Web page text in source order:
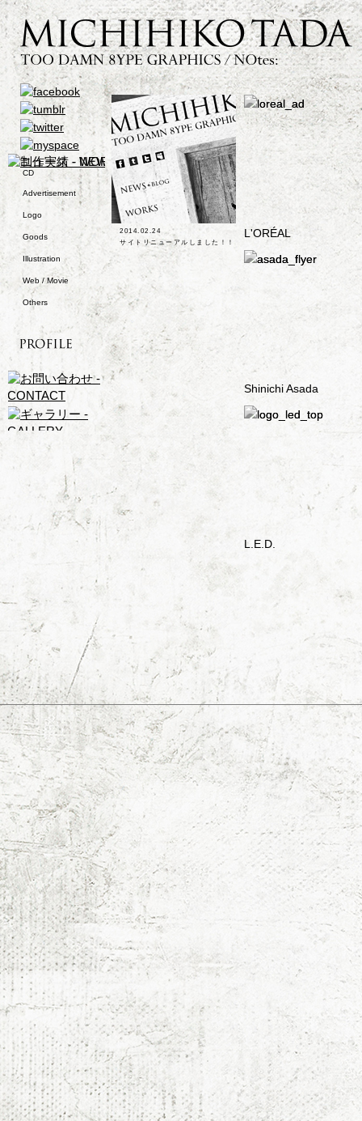
CD
Advertisement
Logo
Goods
Illustration
Web / Movie
Others
2014.02.24
サイトリニューアルしました！！
L'ORÉAL
Shinichi Asada
L.E.D.